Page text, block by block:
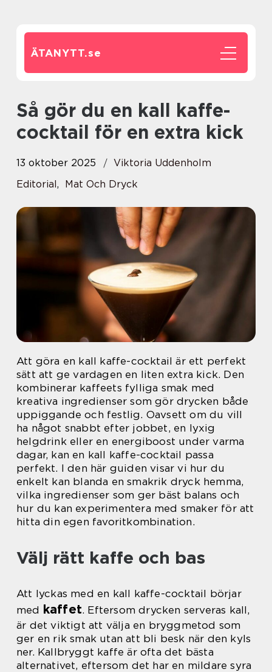
ÄTANYTT.se
Så gör du en kall kaffe-
cocktail för en extra kick
13 oktober 2025
Viktoria Uddenholm
Editorial, Mat Och Dryck
Att göra en kall kaffe-cocktail är ett perfekt
sätt att ge vardagen en liten extra kick. Den
kombinerar kaffeets fylliga smak med
kreativa ingredienser som gör drycken både
uppiggande och festlig. Oavsett om du vill
ha något snabbt efter jobbet, en lyxig
helgdrink eller en energiboost under varma
dagar, kan en kall kaffe-cocktail passa
perfekt. I den här guiden visar vi hur du
enkelt kan blanda en smakrik dryck hemma,
vilka ingredienser som ger bäst balans och
hur du kan experimentera med smaker för att
hitta din egen favoritkombination.
Välj rätt kaffe och bas
Att lyckas med en kall kaffe-cocktail börjar
med kaffet. Eftersom drycken serveras kall,
är det viktigt att välja en bryggmetod som
ger en rik smak utan att bli besk när den kyls
ner. Kallbryggt kaffe är ofta det bästa
alternativet, eftersom det har en mildare syra